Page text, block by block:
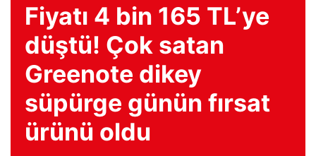
Fiyatı 4 bin 165 TL’ye
düştü! Çok satan
Greenote dikey
süpürge günün fırsat
ürünü oldu